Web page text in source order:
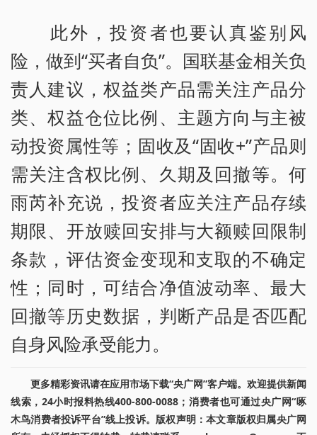
此外，投资者也要认真鉴别风
险，做到“买者自负”。国联基金相关负
责人建议，权益类产品需关注产品分
类、权益仓位比例、主题方向与主被
动投资属性等；固收及“固收+”产品则
需关注含权比例、久期及回撤等。何
雨芮补充说，投资者应关注产品存续
期限、开放赎回安排与大额赎回限制
条款，评估资金变现和支取的不确定
性；同时，可结合净值波动率、最大
回撤等历史数据，判断产品是否匹配
自身风险承受能力。
更多精彩资讯请在应用市场下载“央广网”客户端。欢迎提供新闻
线索，24小时报料热线400-800-0088；消费者也可通过央广网“啄
木鸟消费者投诉平台”线上投诉。版权声明：本文章版权归属央广网